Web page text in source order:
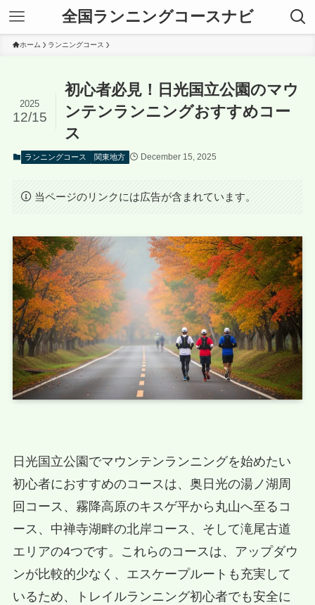
全国ランニングコースナビ
ホーム ランニングコース
初心者必見！日光国立公園のマウ
ンテンランニングおすすめコー
ス
2025
12/15
ランニングコース 関東地方 December 15, 2025
当ページのリンクには広告が含まれています。
日光国立公園でマウンテンランニングを始めたい
初心者におすすめのコースは、奥日光の湯ノ湖周
回コース、霧降高原のキスゲ平から丸山へ至るコ
ース、中禅寺湖畔の北岸コース、そして滝尾古道
エリアの4つです。これらのコースは、アップダウ
ンが比較的少なく、エスケープルートも充実して
いるため、トレイルランニング初心者でも安全に